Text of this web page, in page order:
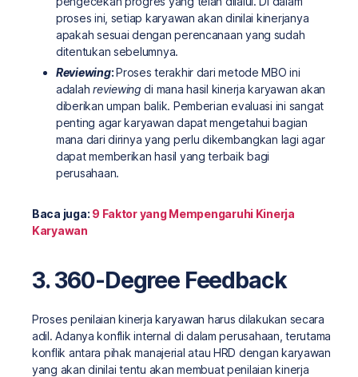
proses ini, setiap karyawan akan dinilai kinerjanya
apakah sesuai dengan perencanaan yang sudah
ditentukan sebelumnya.
Reviewing:Proses terakhir dari metode MBO ini
adalahreviewing di mana hasil kinerja karyawan akan
diberikan umpan balik. Pemberian evaluasi ini sangat
penting agar karyawan dapat mengetahui bagian
mana dari dirinya yang perlu dikembangkan lagi agar
dapat memberikan hasil yang terbaik bagi
perusahaan.
Baca juga: 9 Faktor yang Mempengaruhi Kinerja
Karyawan
3. 360-Degree Feedback
Proses penilaian kinerja karyawan harus dilakukan secara
adil. Adanya konflik internal di dalam perusahaan, terutama
konflik antara pihak manajerial atau HRD dengan karyawan
yang akan dinilai tentu akan membuat penilaian kinerja